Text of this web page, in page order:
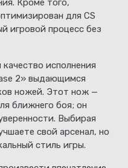
Кроме того,
для CS
игровой процесс без
исполнения
2» выдающимся
ножей. Этот нож —
ближнего боя; он
Выбирая
свой арсенал, но
стиль игры.